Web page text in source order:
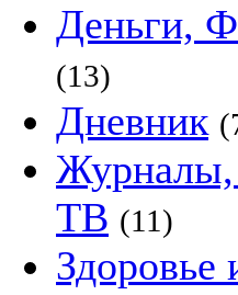
Деньги,
(13)
Дневник
Журналы,
ТВ (11)
Здоровье